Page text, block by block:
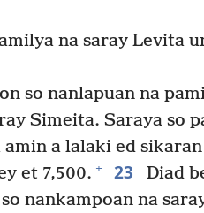
na saray Levita
so nanlapuan na
Simeita. Saraya so
amin a lalaki ed
et 7,500. + 23 Diad
nankampoan na